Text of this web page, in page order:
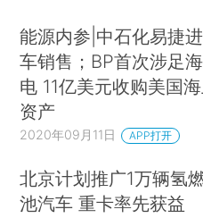
能源内参|中石化易捷
车销售；BP首次涉足
电 11亿美元收购美国
资产
2020年09月11日 APP打开
北京计划推广1万辆氢
池汽车 重卡率先获益